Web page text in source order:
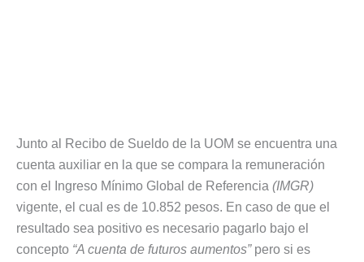
Junto al Recibo de Sueldo de la UOM se encuentra una
cuenta auxiliar en la que se compara la remuneración
con el Ingreso Mínimo Global de Referencia (IMGR)
vigente, el cual es de 10.852 pesos. En caso de que el
resultado sea positivo es necesario pagarlo bajo el
concepto “A cuenta de futuros aumentos”pero si es